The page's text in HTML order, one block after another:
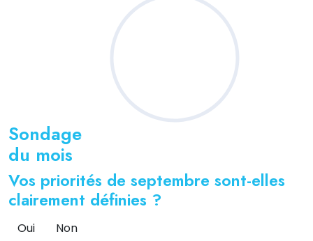
Sondage
du mois
Vos priorités de septembre sont-elles
clairement définies ?
Oui Non